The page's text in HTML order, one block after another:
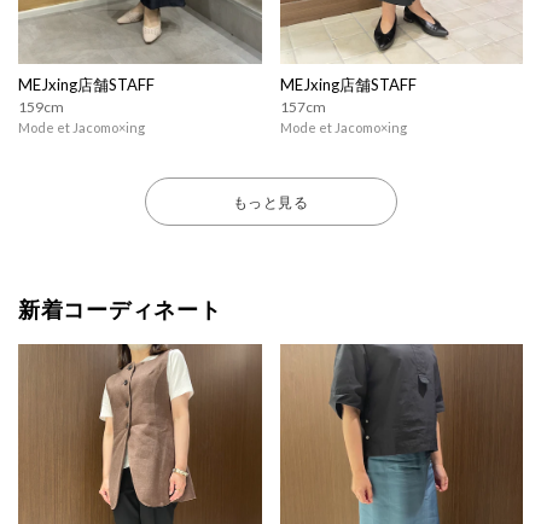
MEJxing店舗STAFF
159cm
Mode et Jacomo×ing
MEJxing店舗STAFF
157cm
Mode et Jacomo×ing
もっと見る
新着コーディネート